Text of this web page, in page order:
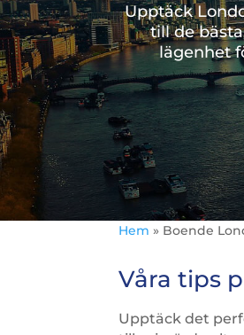
Upptäck
till de
lägenhet
Hem » Boende
Våra tips
Upptäck det